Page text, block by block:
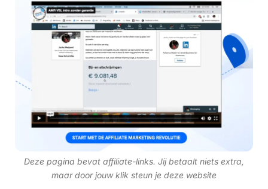
Deze pagina bevat affiliate-links. Jij betaalt niets extra,
maar door jouw klik steun je deze website